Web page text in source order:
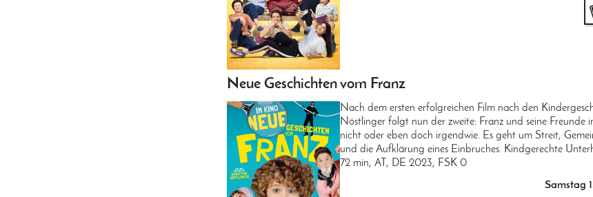
Neue Geschichten vom Franz
Nach dem ersten erfolgreichen Film nach den
Nöstlinger folgt nun der zweite: Franz und seine Freunde
nicht oder eben doch irgendwie. Es geht um Streit,
und die Aufklärung eines Einbruches. Kindgerechte
72 min, AT, DE 2023, FSK 0
Samstag